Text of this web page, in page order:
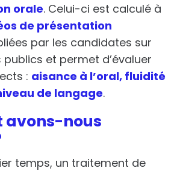
orale. Celui-ci est calculé à
de présentation
par les candidates sur
et permet d’évaluer
: aisance à l’oral, fluidité
de langage.
avons-nous
temps, un traitement de